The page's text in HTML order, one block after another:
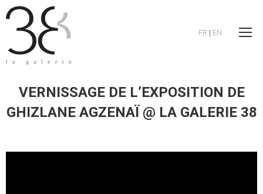
FR | EN
VERNISSAGE DE L’EXPOSITION DE
GHIZLANE AGZENAÏ @ LA GALERIE 38